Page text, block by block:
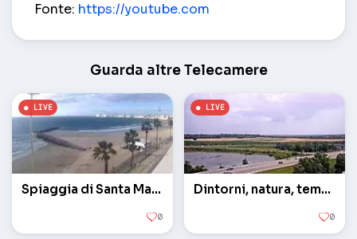
Fonte: https://youtube.com
Guarda altre Telecamere
Spiaggia di Santa Maria del Mar
0
Dintorni, natura, tempo
0